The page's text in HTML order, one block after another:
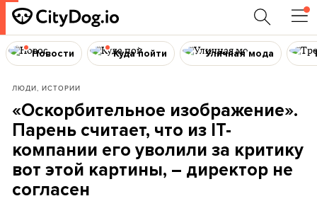
Новости Куда пойти Уличная мода
ЛЮДИ, ИСТОРИИ
«Оскорбительное изображение».
Парень считает, что из IT-
компании его уволили за критику
вот этой картины, – директор не
согласен